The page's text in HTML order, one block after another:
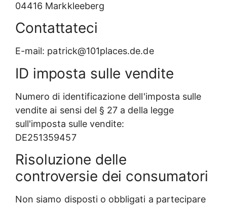
04416 Markkleeberg
Contattateci
E-mail: patrick@101places.de.de
ID imposta sulle vendite
Numero di identificazione dell'imposta sulle
vendite ai sensi del § 27 a della legge
sull'imposta sulle vendite:
DE251359457
Risoluzione delle
controversie dei consumatori
Non siamo disposti o obbligati a partecipare